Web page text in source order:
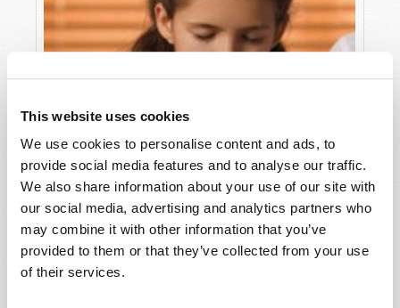
This website uses cookies
We use cookies to personalise content and ads, to
provide social media features and to analyse our traffic.
We also share information about your use of our site with
our social media, advertising and analytics partners who
may combine it with other information that you’ve
provided to them or that they’ve collected from your use
of their services.